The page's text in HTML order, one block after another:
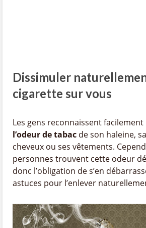
Dissimuler
cigarette sur vous
Les gens reconnaissent
l’odeur de tabac de son haleine, sa
cheveux ou ses vêtements.
personnes trouvent cette odeur
donc l’obligation de s’en
astuces pour l’enlever